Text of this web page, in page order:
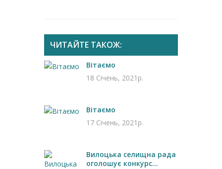
ЧИТАЙТЕ ТАКОЖ:
Вітаємо
18 Січень, 2021р.
Вітаємо
17 Січень, 2021р.
Вилоцька селищна рада
оголошує конкурс...